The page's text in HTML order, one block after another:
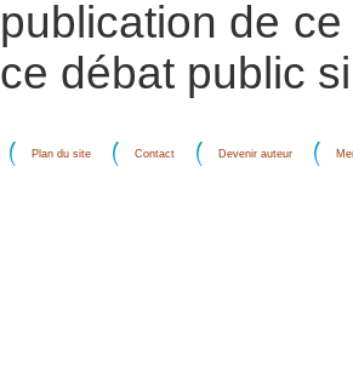
publication de ce
ce débat public
Plan du site Contact Devenir auteur